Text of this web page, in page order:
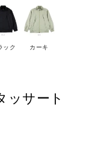
ック カーキ
ッサート